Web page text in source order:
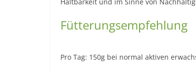
Fütterungsempfehlung
Pro Tag: 150g bei normal aktiven